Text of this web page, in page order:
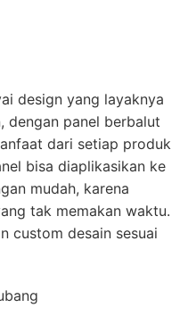
design yang layaknya
dengan panel berbalut
dari setiap produk
bisa diaplikasikan ke
mudah, karena
tak memakan waktu.
custom desain sesuai